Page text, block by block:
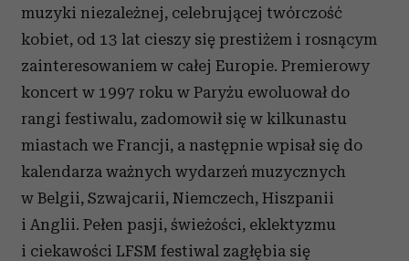
muzyki niezależnej, celebrującej twórczość
kobiet, od 13 lat cieszy się prestiżem i rosnącym
zainteresowaniem w całej Europie. Premierowy
koncert w 1997 roku w Paryżu ewoluował do
rangi festiwalu, zadomowił się w kilkunastu
miastach we Francji, a następnie wpisał się do
kalendarza ważnych wydarzeń muzycznych
w Belgii, Szwajcarii, Niemczech, Hiszpanii
i Anglii. Pełen pasji, świeżości, eklektyzmu
i ciekawości LFSM festiwal zagłębia się